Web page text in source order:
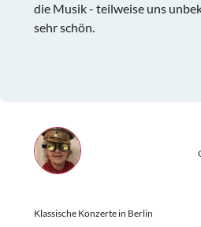
die Musik - teilweise uns
sehr schön.
Klassische Konzerte in Berlin